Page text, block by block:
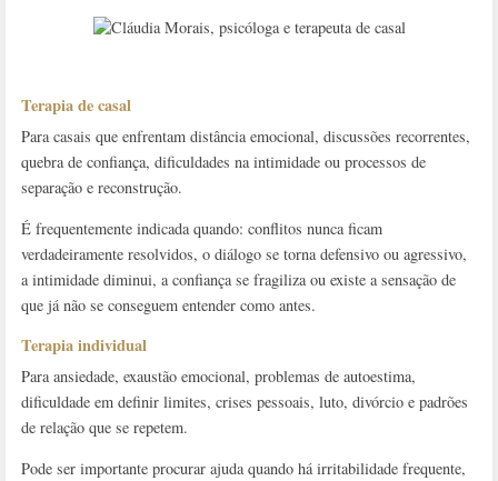
Terapia de casal
Para casais que enfrentam distância emocional, discussões recorrentes,
quebra de confiança, dificuldades na intimidade ou processos de
separação e reconstrução.
É frequentemente indicada quando: conflitos nunca ficam
verdadeiramente resolvidos, o diálogo se torna defensivo ou agressivo,
a intimidade diminui, a confiança se fragiliza ou existe a sensação de
que já não se conseguem entender como antes.
Terapia individual
Para ansiedade, exaustão emocional, problemas de autoestima,
dificuldade em definir limites, crises pessoais, luto, divórcio e padrões
de relação que se repetem.
Pode ser importante procurar ajuda quando há irritabilidade frequente,